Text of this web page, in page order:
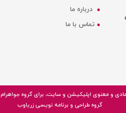
درباره ما
تماس با ما
و معنوی اپلیکیشن و سایت، برای گروهجواهرام
گروه طراحی و برنامه نویسی زریاوب